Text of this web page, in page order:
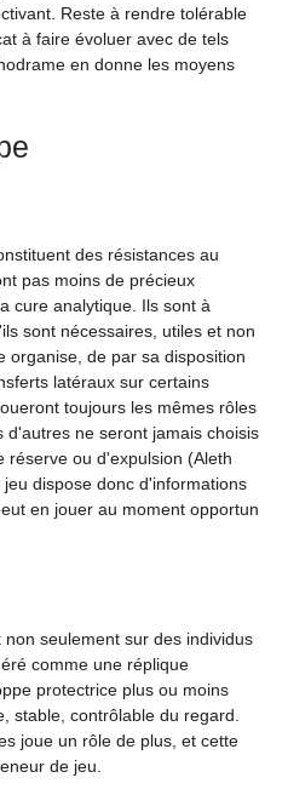
Reste à rendre tolérable
à faire évoluer avec de tels
en donne les moyens
des résistances au
pas moins de précieux
cure analytique. Ils sont à
sont nécessaires, utiles et non
organise, de par sa disposition
latéraux sur certains
toujours les mêmes rôles
ne seront jamais choisis
réserve ou d'expulsion (Aleth
dispose donc d'informations
en jouer au moment opportun
seulement sur des individus
comme une réplique
protectrice plus ou moins
stable, contrôlable du regard.
joue un rôle de plus, et cette
de jeu.